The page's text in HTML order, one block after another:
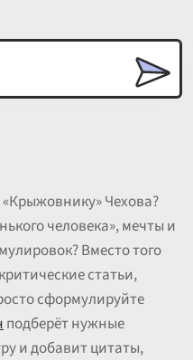
Чехова?
человека», мечты и
Вместо того
статьи,
сформулируйте
подберёт нужные
и добавит цитаты,